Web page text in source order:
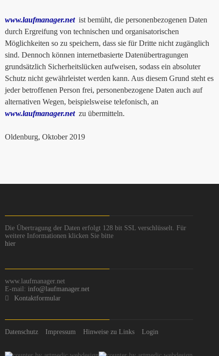
www.laufmanager.netist bemüht, die personenbezogenen Daten
durch Ergreifung von technischen und organisatorischen
Möglichkeiten so zu speichern, dass sie für Dritte nicht zugänglich
sind. Dennoch können internetbasierte Datenübertragungen
grundsätzlich Sicherheitslücken aufweisen, sodass ein absoluter
Schutz nicht gewährleistet werden kann. Aus diesem Grund steht es
jeder betroffenen Person frei, personenbezogene Daten auch auf
alternativen Wegen, beispielsweise telefonisch, an
www.laufmanager.netzu übermitteln.
Oldenburg, Oktober 2019
Die Übertragung der Daten erfolgt 128 bit SSL verschlüsselt. Für
weitere Informationen klicken Sie bitte
hier
www.laufmanager.net
E-mail: info@laufmanager.net
Kontaktformular
Datenschutz Impressum Hinweise zu Links Login